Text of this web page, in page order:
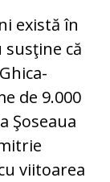
există în
că
de 9.000
Şoseaua
viitoarea